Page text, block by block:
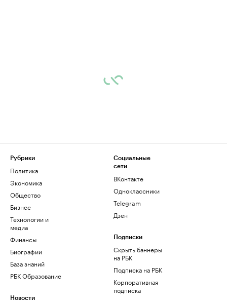
Рубрики
Политика
Экономика
Общество
Бизнес
Технологии и
медиа
Финансы
Биографии
База знаний
РБК Образование
Новости
Социальные
сети
ВКонтакте
Одноклассники
Telegram
Дзен
Подписки
Скрыть баннеры
на РБК
Подписка на РБК
Корпоративная
подписка